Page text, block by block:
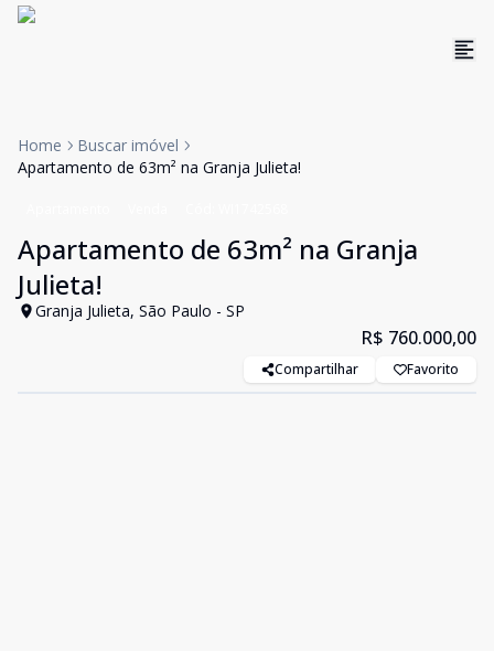
Home
Buscar imóvel
Apartamento de 63m² na Granja Julieta!
Apartamento de 63m² na Granja
Julieta!
Granja Julieta, São Paulo - SP
R$ 760.000,00
Compartilhar Favorito